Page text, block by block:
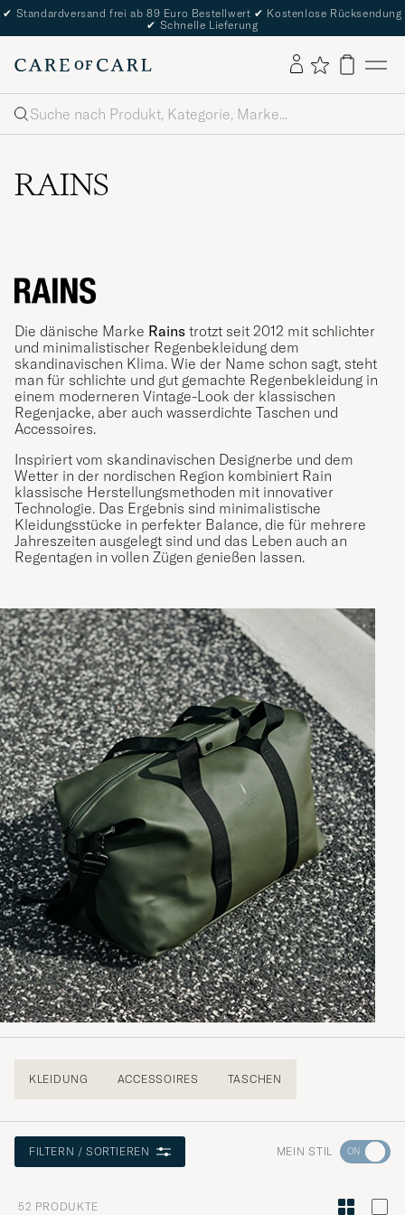
✔ Standardversand frei ab 89 Euro Bestellwert ✔ Kostenlose Rücksendung
✔ Schnelle Lieferung
Suche
RAINS
Die dänische Marke Rains trotzt seit 2012 mit schlichter
und minimalistischer Regenbekleidung dem
skandinavischen Klima. Wie der Name schon sagt, steht
man für schlichte und gut gemachte Regenbekleidung in
einem moderneren Vintage-Look der klassischen
Regenjacke, aber auch wasserdichte Taschen und
Accessoires.
Inspiriert vom skandinavischen Designerbe und dem
Wetter in der nordischen Region kombiniert Rain
klassische Herstellungsmethoden mit innovativer
Technologie. Das Ergebnis sind minimalistische
Kleidungsstücke in perfekter Balance, die für mehrere
Jahreszeiten ausgelegt sind und das Leben auch an
Regentagen in vollen Zügen genießen lassen.
KLEIDUNG ACCESSOIRES TASCHEN
FILTERN / SORTIEREN MEIN STIL
Wechseln
zur
52 PRODUKTE